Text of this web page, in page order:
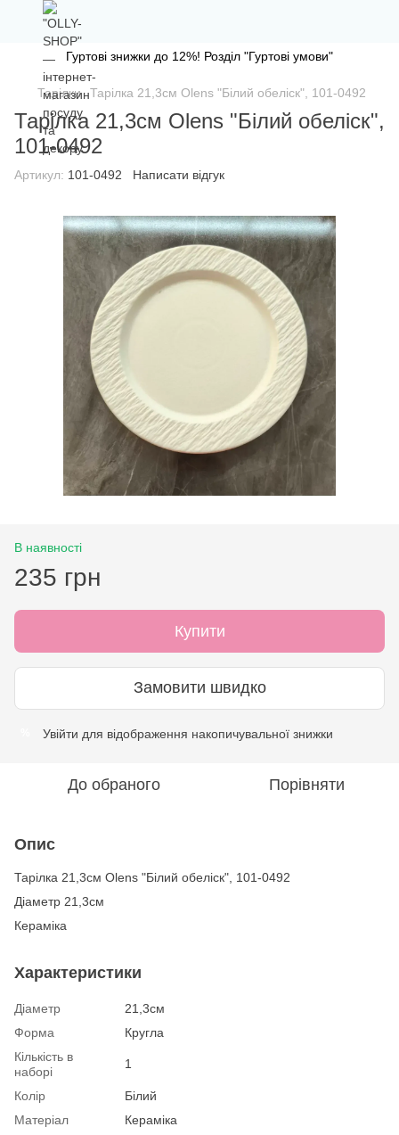
Гуртові знижки до 12%! Розділ "Гуртові умови"
Тарілки Тарілка 21,3см Olens "Білий обеліск", 101-0492
Тарілка 21,3см Olens "Білий обеліск",
101-0492
Артикул: 101-0492 Написати відгук
В наявності
235 грн
Купити
Замовити швидко
Увійти для відображення накопичувальної знижки
До обраного Порівняти
Опис
Тарілка 21,3см Olens "Білий обеліск", 101-0492
Діаметр 21,3см
Кераміка
Характеристики
Діаметр
21,3см
Форма
Кругла
Кількість в
наборі
1
Колір
Білий
Матеріал
Кераміка